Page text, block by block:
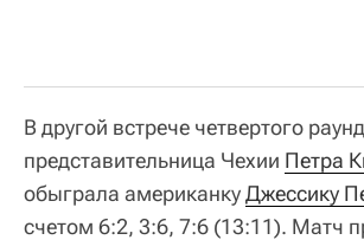
В другой встрече четвертого
представительница Чехии Петра
обыграла американкуДжессику
счетом 6:2, 3:6, 7:6 (13:11). Матч